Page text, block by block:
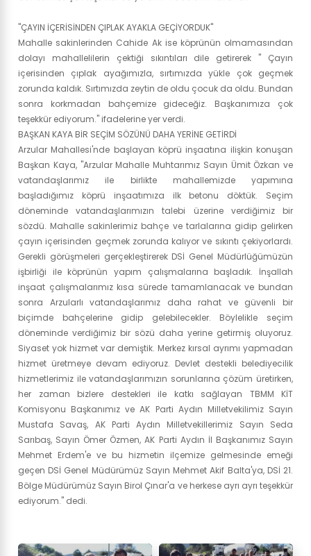
"ÇAYIN İÇERİSİNDEN ÇIPLAK AYAKLA GEÇİYORDUK"
Mahalle sakinlerinden Cahide Ak ise köprünün olmamasından
dolayı mahallelilerin çektiği sıkıntıları dile getirerek " Çayın
içerisinden çıplak ayağımızla, sırtımızda yükle çok geçmek
zorunda kaldık. Sırtımızda zeytin de oldu çocuk da oldu. Bundan
sonra korkmadan bahçemize gideceğiz. Başkanımıza çok
teşekkür ediyorum." ifadelerine yer verdi.
BAŞKAN KAYA BİR SEÇİM SÖZÜNÜ DAHA YERİNE GETİRDİ
Arzular Mahallesi'nde başlayan köprü inşaatına ilişkin konuşan
Başkan Kaya, "Arzular Mahalle Muhtarımız Sayın Ümit Özkan ve
vatandaşlarımız ile birlikte mahallemizde yapımına
başladığımız köprü inşaatımıza ilk betonu döktük. Seçim
döneminde vatandaşlarımızın talebi üzerine verdiğimiz bir
sözdü. Mahalle sakinlerimiz bahçe ve tarlalarına gidip gelirken
çayın içerisinden geçmek zorunda kalıyor ve sıkıntı çekiyorlardı.
Gerekli görüşmeleri gerçekleştirerek DSİ Genel Müdürlüğümüzün
işbirliği ile köprünün yapım çalışmalarına başladık. İnşallah
inşaat çalışmalarımız kısa sürede tamamlanacak ve bundan
sonra Arzularlı vatandaşlarımız daha rahat ve güvenli bir
biçimde bahçelerine gidip gelebilecekler. Böylelikle seçim
döneminde verdiğimiz bir sözü daha yerine getirmiş oluyoruz.
Siyaset yok hizmet var demiştik. Merkez kırsal ayrımı yapmadan
hizmet üretmeye devam ediyoruz. Devlet destekli belediyecilik
hizmetlerimiz ile vatandaşlarımızın sorunlarına çözüm üretirken,
her zaman bizlere destekleri ile katkı sağlayan TBMM KİT
Komisyonu Başkanımız ve AK Parti Aydın Milletvekilimiz Sayın
Mustafa Savaş, AK Parti Aydın Milletvekillerimiz Sayın Seda
Sarıbaş, Sayın Ömer Özmen, AK Parti Aydın İl Başkanımız Sayın
Mehmet Erdem'e ve bu hizmetin ilçemize gelmesinde emeği
geçen DSİ Genel Müdürümüz Sayın Mehmet Akif Balta'ya, DSİ 21.
Bölge Müdürümüz Sayın Birol Çınar'a ve herkese ayrı ayrı teşekkür
ediyorum." dedi.